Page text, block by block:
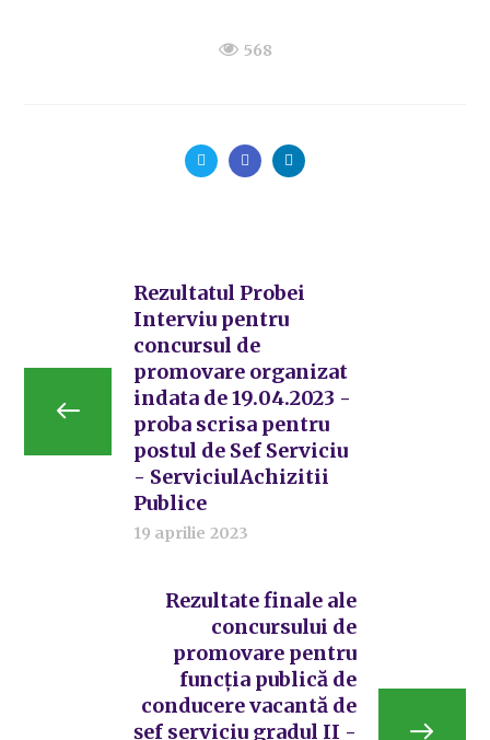
568
Rezultatul Probei
Interviu pentru
concursul de
promovare organizat
indata de 19.04.2023 -
proba scrisa pentru
postul de Sef Serviciu
- ServiciulAchizitii
Publice
19 aprilie 2023
Rezultate finale ale
concursului de
promovare pentru
funcția publică de
conducere vacantă de
șef serviciu gradul II -